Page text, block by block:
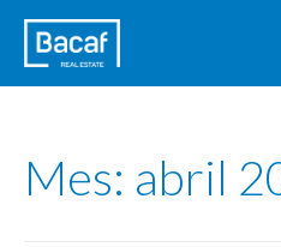
Mes: abril